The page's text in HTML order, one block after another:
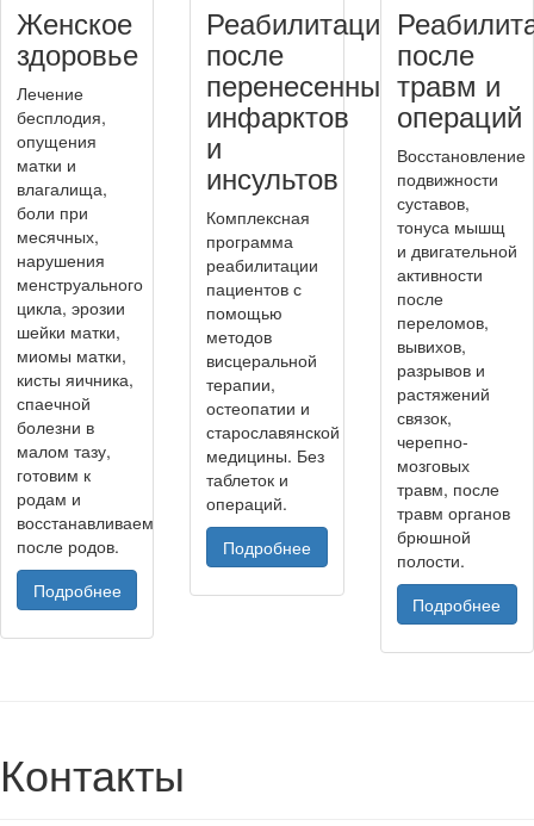
Женское
здоровье
Лечение
бесплодия,
опущения
матки и
влагалища,
боли при
месячных,
нарушения
менструального
цикла, эрозии
шейки матки,
миомы матки,
кисты яичника,
спаечной
болезни в
малом тазу,
готовим к
родам и
восстанавливаем
после родов.
Подробнее
Реабилитация
после
перенесенных
инфарктов
и
инсультов
Комплексная
программа
реабилитации
пациентов с
помощью
методов
висцеральной
терапии,
остеопатии и
старославянской
медицины. Без
таблеток и
операций.
Подробнее
после
травм и
операций
Восстановление
подвижности
суставов,
тонуса мышщ
и двигательной
активности
после
переломов,
вывихов,
разрывов и
растяжений
связок,
черепно-
мозговых
травм, после
травм органов
брюшной
полости.
Подробнее
Контакты